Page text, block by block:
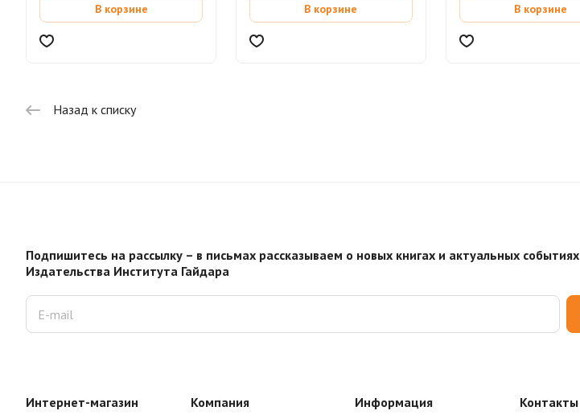
В корзине
В корзине
В корзине
Назад к списку
Подпишитесь на рассылку – в письмах рассказываем о новых книгах и актуальных событиях
Издательства Института Гайдара
Интернет-магазин Компания Информация Контакты